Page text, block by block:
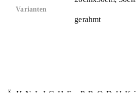
Varianten
gerahmt
ÄHNLICHE